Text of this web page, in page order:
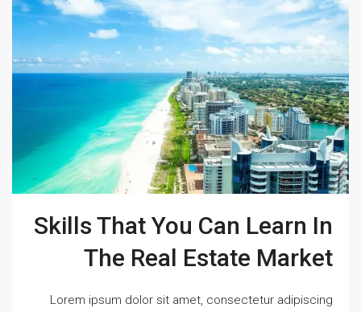
Skills That You Can Learn In
The Real Estate Market
Lorem ipsum dolor sit amet, consectetur adipiscing